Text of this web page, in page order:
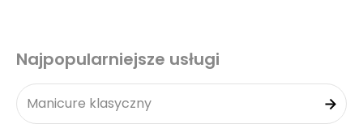
Najpopularniejsze usługi
Manicure klasyczny